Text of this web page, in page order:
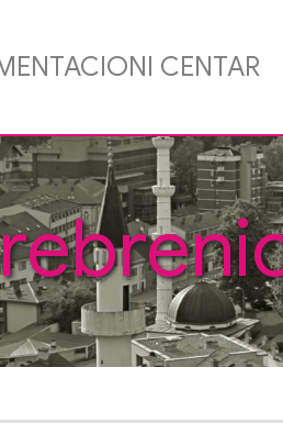
CENTAR